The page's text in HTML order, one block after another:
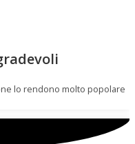
lo rendono molto popolare